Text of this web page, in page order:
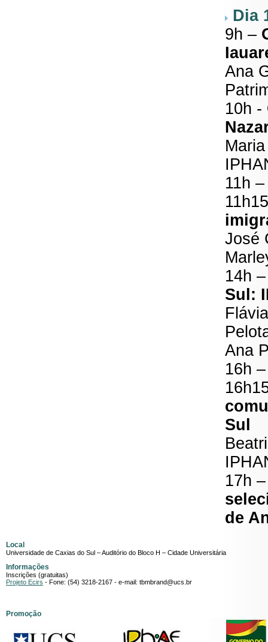
Dia
9h –
Ana
10h -
11h
José
14h
Sul:
Ana
16h
Sul
17h
de
Local
Universidade de Caxias do Sul – Auditório do Bloco H – Cidade Universitária
Informações
Inscrições (gratuitas)
Projeto Ecirs - Fone: (54) 3218-2167 - e-mail: tbmbrand@ucs.br
Promoção